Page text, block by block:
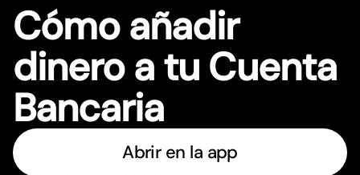
Cómo añadir
dinero a tu Cuenta
Bancaria
Abrir en la app